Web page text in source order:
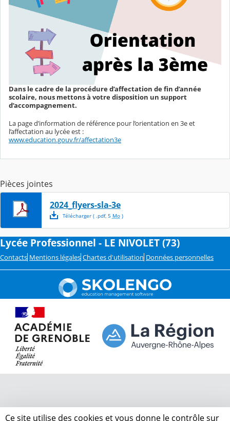
Dans le cadre de la procédure d’affectation de fin d’année
scolaire, nous mettons à votre disposition un support
d’accompagnement.
La page d’information de référence pour l’orientation en 3e et
l’affectation au lycée est :
www.education.gouv.fr/affectation3e
Pièces jointes
2024_flyers-sla-3e
Télécharger( .pdf, 5 Mo)
Lycée Professionnel - LE NIVOLET (73)
Contacts Mentions légales Chartes d'utilisation Données personnelles
Ce site utilise des cookies et vous donne le contrôle sur